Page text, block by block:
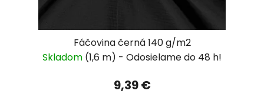
Fáčovina černá 140 g/m2
Skladom (1,6 m)
9,39 €